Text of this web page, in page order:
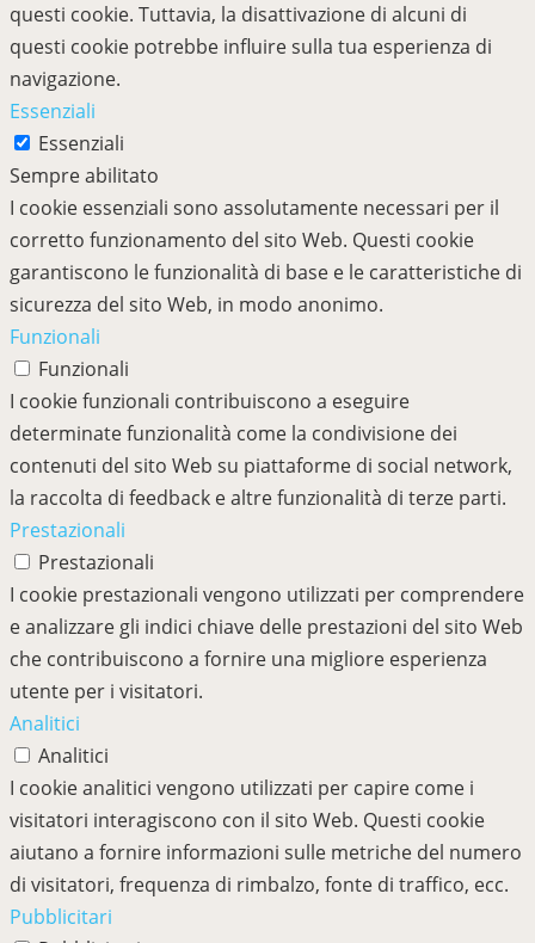
questi cookie. Tuttavia, la disattivazione di alcuni di
questi cookie potrebbe influire sulla tua esperienza di
navigazione.
Essenziali
Essenziali
Sempre abilitato
I cookie essenziali sono assolutamente necessari per il
corretto funzionamento del sito Web. Questi cookie
garantiscono le funzionalità di base e le caratteristiche di
sicurezza del sito Web, in modo anonimo.
Funzionali
Funzionali
I cookie funzionali contribuiscono a eseguire
determinate funzionalità come la condivisione dei
contenuti del sito Web su piattaforme di social network,
la raccolta di feedback e altre funzionalità di terze parti.
Prestazionali
Prestazionali
I cookie prestazionali vengono utilizzati per comprendere
e analizzare gli indici chiave delle prestazioni del sito Web
che contribuiscono a fornire una migliore esperienza
utente per i visitatori.
Analitici
Analitici
I cookie analitici vengono utilizzati per capire come i
visitatori interagiscono con il sito Web. Questi cookie
aiutano a fornire informazioni sulle metriche del numero
di visitatori, frequenza di rimbalzo, fonte di traffico, ecc.
Pubblicitari